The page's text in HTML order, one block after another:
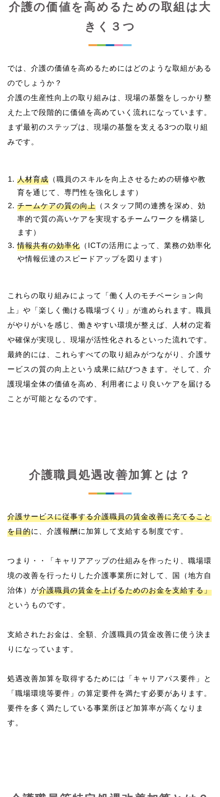
介護の価値を高めるための取組は大
きく３つ
では、介護の価値を高めるためにはどのような取組がある
のでしょうか？
介護の生産性向上の取り組みは、現場の基盤をしっかり整
えた上で段階的に価値を高めていく流れになっています。
まず最初のステップは、現場の基盤を支える3つの取り組
人材育成 （職員のスキルを向上させるための研修や教
育を通じて、専門性を強化します）
チームケアの質の向上 （スタッフ間の連携を深め、効
率的で質の高いケアを実現するチームワークを構築し
ます）
情報共有の効率化 （ICTの活用によって、業務の効率化
や情報伝達のスピードアップを図ります）
これらの取り組みによって「働く人のモチベーション向
上」や「楽しく働ける職場づくり」が進められます。職員
がやりがいを感じ、働きやすい環境が整えば、人材の定着
や確保が実現し、現場が活性化されるといった流れです。
最終的には、これらすべての取り組みがつながり、介護サ
ービスの質の向上という成果に結びつきます。そして、介
護現場全体の価値を高め、利用者により良いケアを届ける
介護職員処遇改善加算とは？
介護サービスに従事する介護職員の賃金改善に充てること
を目的に、介護報酬に加算して支給する制度です。
つまり・・「キャリアアップの仕組みを作ったり、職場環
境の改善を行ったりした介護事業所に対して、国（地方自
治体）が介護職員の賃金を上げるためのお金を支給する」
というものです。
支給されたお金は、全額、介護職員の賃金改善に使う決ま
りになっています。
処遇改善加算を取得するためには「キャリアパス要件」と
「職場環境等要件」の算定要件を満たす必要があります。
要件を多く満たしている事業所ほど加算率が高くなりま
す。